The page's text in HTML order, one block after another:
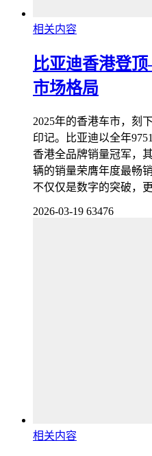
相关内容
比亚迪香港登
市场格局
2025年的香港车市，刻
印记。比亚迪以全年
香港全品牌销量冠军，
辆的销量荣膺年度最畅
不仅仅是数字的突破，
2026-03-19 63476
相关内容